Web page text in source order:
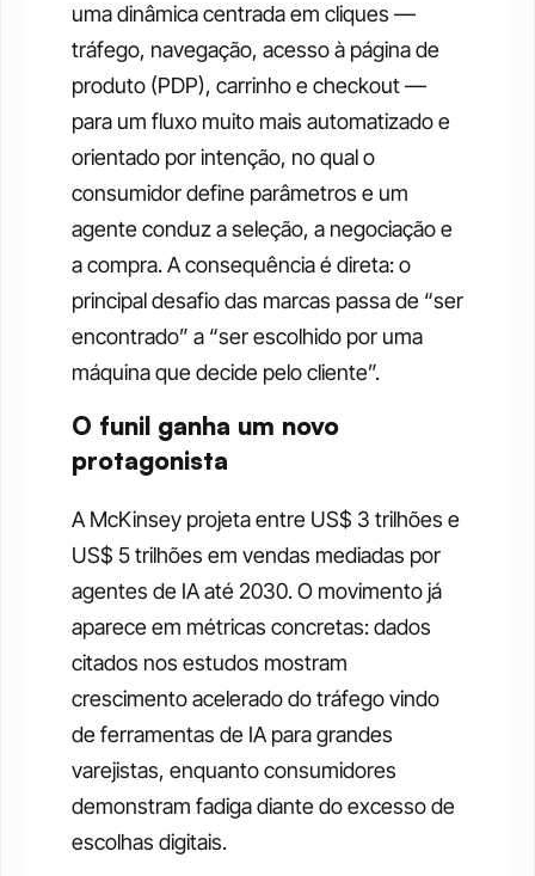
uma dinâmica centrada em cliques —
tráfego, navegação, acesso à página de
produto (PDP), carrinho e checkout —
para um fluxo muito mais automatizado e
orientado por intenção, no qual o
consumidor define parâmetros e um
agente conduz a seleção, a negociação e
a compra. A consequência é direta: o
principal desafio das marcas passa de “ser
encontrado” a “ser escolhido por uma
máquina que decide pelo cliente”.
O funil ganha um novo
protagonista
A McKinsey projeta entre US$ 3 trilhões e
US$ 5 trilhões em vendas mediadas por
agentes de IA até 2030. O movimento já
aparece em métricas concretas: dados
citados nos estudos mostram
crescimento acelerado do tráfego vindo
de ferramentas de IA para grandes
varejistas, enquanto consumidores
demonstram fadiga diante do excesso de
escolhas digitais.